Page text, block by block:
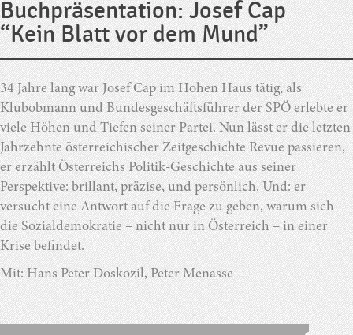
Buchpräsentation: Josef Cap
“Kein Blatt vor dem Mund”
34 Jahre lang war Josef Cap im Hohen Haus tätig, als
Klubobmann und Bundesgeschäftsführer der SPÖ erlebte er
viele Höhen und Tiefen seiner Partei. Nun lässt er die letzten
Jahrzehnte österreichischer Zeitgeschichte Revue passieren,
er erzählt Österreichs Politik-Geschichte aus seiner
Perspektive: brillant, präzise, und persönlich. Und: er
versucht eine Antwort auf die Frage zu geben, warum sich
die Sozialdemokratie – nicht nur in Österreich – in einer
Krise befindet.
Mit: Hans Peter Doskozil, Peter Menasse